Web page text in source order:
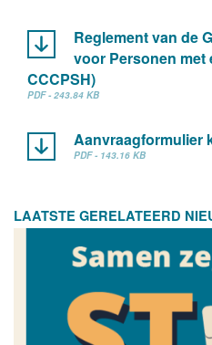
Reglement van de
voor Personen met
CCCPSH)
PDF - 243.84 KB
Aanvraagformulier
PDF - 143.16 KB
LAATSTE GERELATEERD